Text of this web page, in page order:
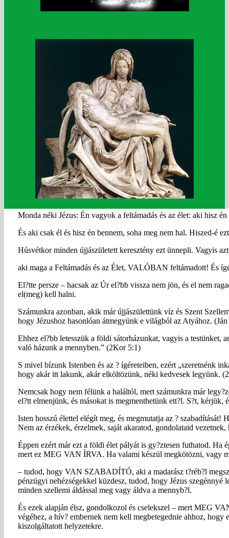
Monda néki Jézus: Én vagyok a feltámadás és az élet: aki hisz
És aki csak él és hisz én bennem, soha meg nem hal. Hiszed-é
Húsvétkor minden újjászületett keresztény ezt ünnepli. Vagyis
aki maga a Feltámadás és az Élet, VALÓBAN feltámadott! És
El?tte persze – hacsak az Úr el?bb vissza nem jön, és el nem
el(meg) kell halni.
Számunkra azonban, akik már újjászülettünk víz és Szent
hogy Jézushoz hasonlóan átmegyünk e világból az Atyához.
Ehhez el?bb letesszük a földi sátorházunkat, vagyis a testünket,
való házunk a mennyben.” (2Kor 5:1)
S mivel bízunk Istenben és az ? ígéreteiben, ezért „szeretnénk
hogy akár itt lakunk, akár elköltözünk, néki kedvesek legyünk.
Nemcsak hogy nem félünk a haláltól, mert számunkra már
el?tt elmenjünk, és másokat is megmenthetünk ett?l. S?t, kérjük,
Isten hosszú élettel elégít meg, és megmutatja az ?
Nem az érzékek, érzelmek, saját akaratod, gondolataid
Éppen ezért már ezt a földi élet pályát is gy?ztesen futhatod.
mert ez MEG VAN ÍRVA. Ha valami készül megkötözni, vagy
– tudod, hogy VAN SZABADÍTÓ, aki a madarász t?réb?l
pénzügyi nehézségekkel küzdesz, tudod, hogy Jézus szegénnyé
minden szellemi áldással meg vagy áldva a mennyb?l.
És ezek alapján élsz, gondolkozol és cselekszel – mert MEG
végéhez, a hív? embernek nem kell megbetegednie ahhoz,
kiszolgáltatott helyzetekre.